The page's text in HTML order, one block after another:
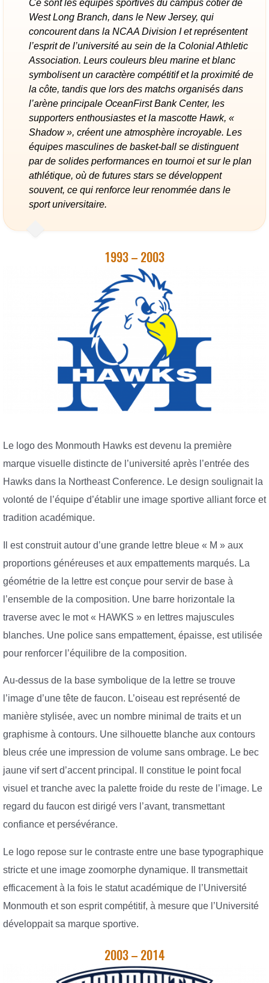
Ce sont les équipes sportives du campus côtier de
West Long Branch, dans le New Jersey, qui
concourent dans la NCAA Division I et représentent
l’esprit de l’université au sein de la Colonial Athletic
Association. Leurs couleurs bleu marine et blanc
symbolisent un caractère compétitif et la proximité de
la côte, tandis que lors des matchs organisés dans
l’arène principale OceanFirst Bank Center, les
supporters enthousiastes et la mascotte Hawk, «
Shadow », créent une atmosphère incroyable. Les
équipes masculines de basket-ball se distinguent
par de solides performances en tournoi et sur le plan
athlétique, où de futures stars se développent
souvent, ce qui renforce leur renommée dans le
sport universitaire.
1993 – 2003
Le logo des Monmouth Hawks est devenu la première
marque visuelle distincte de l’université après l’entrée des
Hawks dans la Northeast Conference. Le design soulignait la
volonté de l’équipe d’établir une image sportive alliant force et
tradition académique.
Il est construit autour d’une grande lettre bleue « M » aux
proportions généreuses et aux empattements marqués. La
géométrie de la lettre est conçue pour servir de base à
l’ensemble de la composition. Une barre horizontale la
traverse avec le mot « HAWKS » en lettres majuscules
blanches. Une police sans empattement, épaisse, est utilisée
pour renforcer l’équilibre de la composition.
Au-dessus de la base symbolique de la lettre se trouve
l’image d’une tête de faucon. L’oiseau est représenté de
manière stylisée, avec un nombre minimal de traits et un
graphisme à contours. Une silhouette blanche aux contours
bleus crée une impression de volume sans ombrage. Le bec
jaune vif sert d’accent principal. Il constitue le point focal
visuel et tranche avec la palette froide du reste de l’image. Le
regard du faucon est dirigé vers l’avant, transmettant
confiance et persévérance.
Le logo repose sur le contraste entre une base typographique
stricte et une image zoomorphe dynamique. Il transmettait
efficacement à la fois le statut académique de l’Université
Monmouth et son esprit compétitif, à mesure que l’Université
développait sa marque sportive.
2003 – 2014